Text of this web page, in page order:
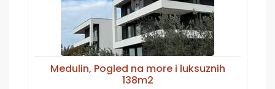
Medulin, Pogled na more i luksuznih
138m2